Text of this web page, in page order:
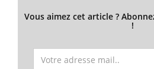
Vous aimez cet article ?
!